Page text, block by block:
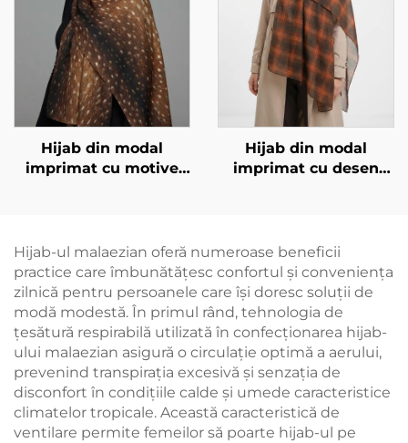
Hijab din modal
imprimat cu motive
Hijab din modal
imprimat cu desen
Hijab-ul malaezian oferă numeroase beneficii
practice care îmbunătățesc confortul și conveniența
zilnică pentru persoanele care își doresc soluții de
modă modestă. În primul rând, tehnologia de
țesătură respirabilă utilizată în confecționarea hijab-
ului malaezian asigură o circulație optimă a aerului,
prevenind transpirația excesivă și senzația de
disconfort în condițiile calde și umede caracteristice
climatelor tropicale. Această caracteristică de
ventilare permite femeilor să poarte hijab-ul pe